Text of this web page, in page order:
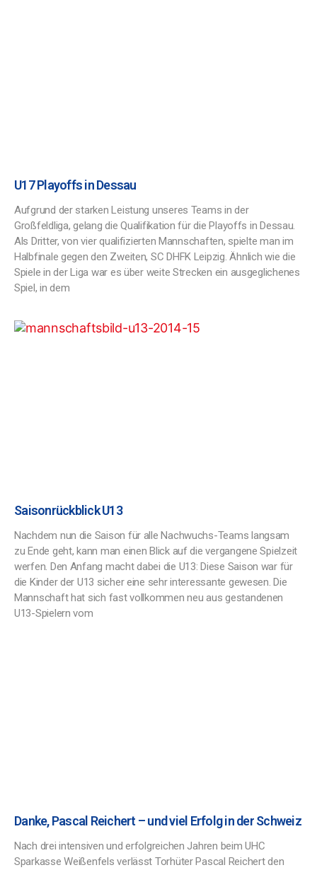
U17 Playoffs in Dessau
Aufgrund der starken Leistung unseres Teams in der
Großfeldliga, gelang die Qualifikation für die Playoffs in Dessau.
Als Dritter, von vier qualifizierten Mannschaften, spielte man im
Halbfinale gegen den Zweiten, SC DHFK Leipzig. Ähnlich wie die
Spiele in der Liga war es über weite Strecken ein ausgeglichenes
Spiel, in dem
Saisonrückblick U13
Nachdem nun die Saison für alle Nachwuchs-Teams langsam
zu Ende geht, kann man einen Blick auf die vergangene Spielzeit
werfen. Den Anfang macht dabei die U13: Diese Saison war für
die Kinder der U13 sicher eine sehr interessante gewesen. Die
Mannschaft hat sich fast vollkommen neu aus gestandenen
U13-Spielern vom
Danke, Pascal Reichert – und viel Erfolg in der Schweiz
Nach drei intensiven und erfolgreichen Jahren beim UHC
Sparkasse Weißenfels verlässt Torhüter Pascal Reichert den